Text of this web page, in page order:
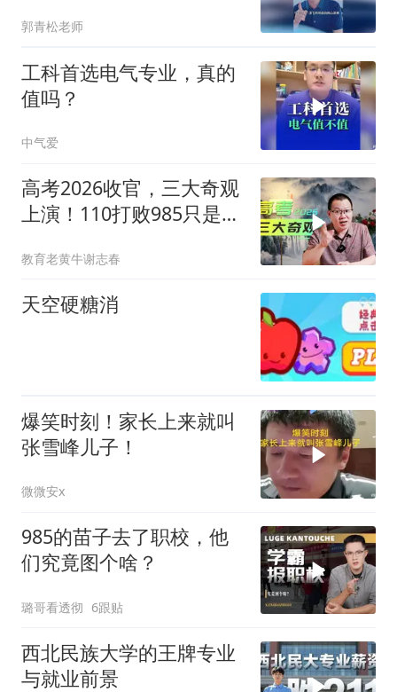
郭青松老师
工科首选电气专业，真的
值吗？
中气爱
高考2026收官，三大奇观
上演！110打败985只是其
教育老黄牛谢志春
天空硬糖消
爆笑时刻！家长上来就叫
张雪峰儿子！
微微安x
985的苗子去了职校，他
们究竟图个啥？
璐哥看透彻 6跟贴
西北民族大学的王牌专业
与就业前景